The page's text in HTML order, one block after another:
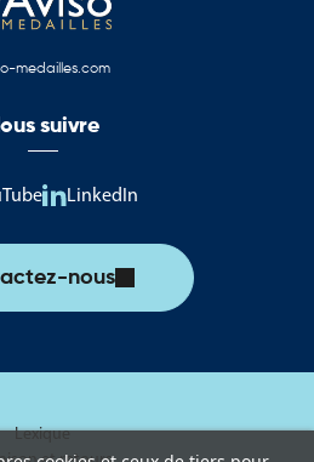
medailles.com
suivre
LinkedIn
nous
Lexique